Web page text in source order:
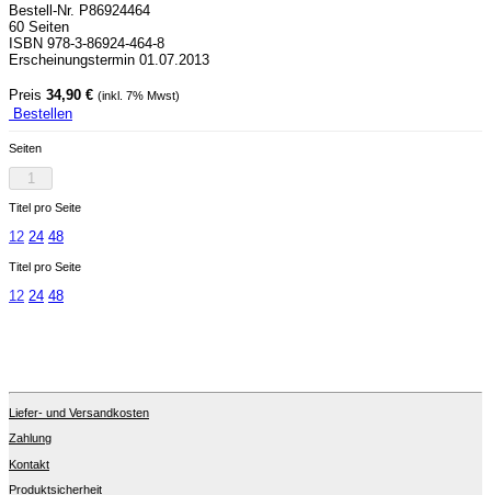
Bestell-Nr. P86924464
60 Seiten
ISBN 978-3-86924-464-8
Erscheinungstermin 01.07.2013
Preis 34,90 € (inkl. 7% Mwst)
Bestellen
Seiten
1
Titel pro Seite
12 24 48
Titel pro Seite
12 24 48
Liefer- und Versandkosten
Zahlung
Kontakt
Produktsicherheit